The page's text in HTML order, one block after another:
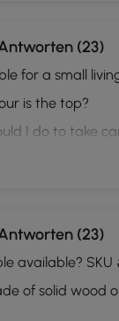
(23)
for a small
is the top?
I do to take
(23)
available? SKU
of solid wood